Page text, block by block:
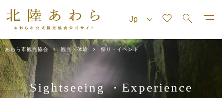
あわら市観光協会 観光・体験 祭り・イベント
Sightseeing・ Experience